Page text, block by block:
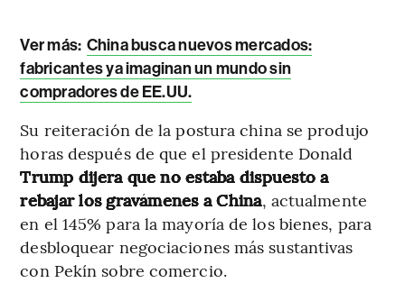
Ver más: China busca nuevos mercados:
fabricantes ya imaginan un mundo sin
compradores de EE.UU.
Su reiteración de la postura china se produjo
horas después de que el presidente Donald
Trump dijera que no estaba dispuesto a
rebajar los gravámenes a China, actualmente
en el 145% para la mayoría de los bienes, para
desbloquear negociaciones más sustantivas
con Pekín sobre comercio.